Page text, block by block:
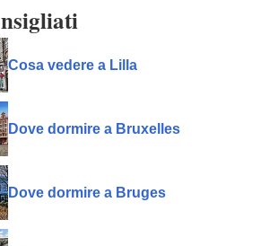
Cosa vedere a Lilla
Dove dormire a Bruxelles
Dove dormire a Bruges